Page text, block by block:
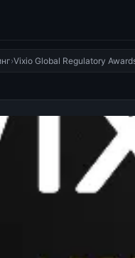
›Vixio Global Regulatory